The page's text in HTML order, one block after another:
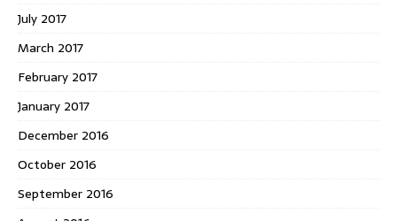
July 2017
March 2017
February 2017
January 2017
December 2016
October 2016
September 2016